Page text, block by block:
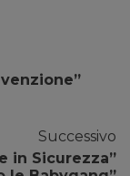
Successivo
in Sicurezza”